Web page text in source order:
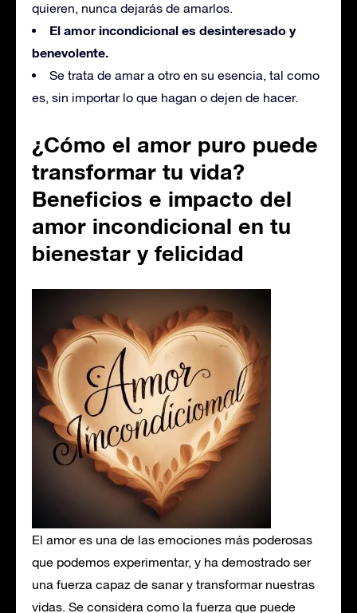
quieren, nunca dejarás de amarlos.
El amor incondicional es desinteresado y
benevolente.
Se trata de amar a otro en su esencia, tal como
es, sin importar lo que hagan o dejen de hacer.
¿Cómo el amor puro puede
transformar tu vida?
Beneficios e impacto del
amor incondicional en tu
bienestar y felicidad
El amor es una de las emociones más poderosas
que podemos experimentar, y ha demostrado ser
una fuerza capaz de sanar y transformar nuestras
vidas. Se considera como la fuerza que puede